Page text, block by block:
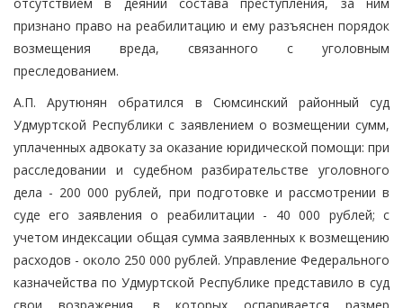
признано право на реабилитацию и ему разъяснен порядок
возмещения вреда, связанного с уголовным
преследованием.
А.П. Арутюнян обратился в Сюмсинский районный суд
Удмуртской Республики с заявлением о возмещении сумм,
уплаченных адвокату за оказание юридической помощи: при
расследовании и судебном разбирательстве уголовного
дела - 200 000 рублей, при подготовке и рассмотрении в
суде его заявления о реабилитации - 40 000 рублей; с
учетом индексации общая сумма заявленных к возмещению
расходов - около 250 000 рублей. Управление Федерального
казначейства по Удмуртской Республике представило в суд